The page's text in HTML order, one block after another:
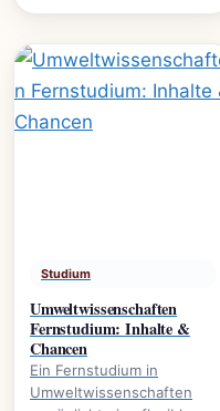
gelingt.
Studium
Umweltwissenschaften
Fernstudium: Inhalte &
Chancen
Ein Fernstudium in
Umweltwissenschaften